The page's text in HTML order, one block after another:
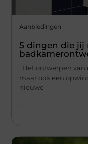
Aanbiedingen
5 dingen die jij
Het ontwerpen
maar ook een
nieuwe